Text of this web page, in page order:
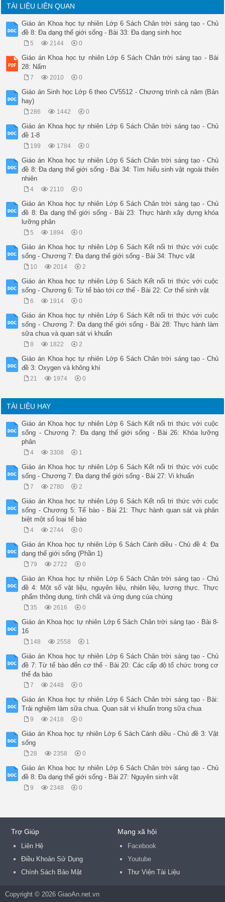
TÀI LIỆU LIÊN QUAN
Giáo án Khoa học tự nhiên Lớp 6 Sách Chân trời sáng tạo - Chủ
đề 8: Đa dạng thế giới sống - Bài 33: Đa dạng sinh học
5 2144 0
Giáo án Khoa học tự nhiên Lớp 6 Sách Chân trời sáng tạo - Bài
28: Nấm
7 2010 0
Giáo án Sinh học Lớp 6 theo CV5512 - Chương trình cả năm (Bản
hay)
286 1442 0
Giáo án Khoa học tự nhiên Lớp 6 Sách Chân trời sáng tạo - Chủ
đề 1-8
199 1784 0
Giáo án Khoa học tự nhiên Lớp 6 Sách Chân trời sáng tạo - Chủ
đề 8: Đa dạng thế giới sống - Bài 34: Tìm hiểu sinh vật ngoài thiên
nhiên
4 2110 0
Giáo án Khoa học tự nhiên Lớp 6 Sách Chân trời sáng tạo - Chủ
đề 8: Đa dạng thế giới sống - Bài 23: Thực hành xây dựng khóa
lưỡng phân
5 1894 0
Giáo án Khoa học tự nhiên Lớp 6 Sách Kết nối tri thức với cuộc
sống - Chương 7: Đa dạng thế giới sống - Bài 34: Thực vật
10 2014 2
Giáo án Khoa học tự nhiên Lớp 6 Sách Kết nối tri thức với cuộc
sống - Chương 6: Từ tế bào tới cơ thể - Bài 22: Cơ thể sinh vật
6 1914 0
Giáo án Khoa học tự nhiên Lớp 6 Sách Kết nối tri thức với cuộc
sống - Chương 7: Đa dạng thế giới sống - Bài 28: Thực hành làm
sữa chua và quan sát vi khuẩn
8 1822 2
Giáo án Khoa học tự nhiên Lớp 6 Sách Chân trời sáng tạo - Chủ
đề 3: Oxygen và không khí
21 1974 0
TÀI LIỆU HAY
Giáo án Khoa học tự nhiên Lớp 6 Sách Kết nối tri thức với cuộc
sống - Chương 7: Đa dạng thế giới sống - Bài 26: Khóa lưỡng
phân
4 3308 1
Giáo án Khoa học tự nhiên Lớp 6 Sách Kết nối tri thức với cuộc
sống - Chương 7: Đa dạng thế giới sống - Bài 27: Vi khuẩn
7 2780 2
Giáo án Khoa học tự nhiên Lớp 6 Sách Kết nối tri thức với cuộc
sống - Chương 5: Tế bào - Bài 21: Thực hành quan sát và phân
biệt một số loại tế bào
4 2744 0
Giáo án Khoa học tự nhiên Lớp 6 Sách Cánh diều - Chủ đề 4: Đa
dạng thế giới sống (Phần 1)
79 2722 0
Giáo án Khoa học tự nhiên Lớp 6 Sách Chân trời sáng tạo - Chủ
đề 4: Một số vật liệu, nguyên liệu, nhiên liệu, lương thực. Thực
phẩm thông dụng, tính chất và ứng dụng của chúng
35 2616 0
Giáo án Khoa học tự nhiên Lớp 6 Sách Chân trời sáng tạo - Bài 8-
16
148 2558 1
Giáo án Khoa học tự nhiên Lớp 6 Sách Chân trời sáng tạo - Chủ
đề 7: Từ tế bào đến cơ thể - Bài 20: Các cấp độ tổ chức trong cơ
thể đa bào
7 2448 0
Giáo án Khoa học tự nhiên Lớp 6 Sách Chân trời sáng tạo - Bài:
Trải nghiệm làm sữa chua. Quan sát vi khuẩn trong sữa chua
9 2418 0
Giáo án Khoa học tự nhiên Lớp 6 Sách Cánh diều - Chủ đề 3: Vật
sống
28 2358 0
Giáo án Khoa học tự nhiên Lớp 6 Sách Chân trời sáng tạo - Chủ
đề 8: Đa dạng thế giới sống - Bài 27: Nguyên sinh vật
9 2348 0
Trợ Giúp
Liên Hệ
Điều Khoản Sử Dụng
Chính Sách Bảo Mật
Mạng xã hội
Facebook
Youtube
Thư Viện Tài Liệu
Copyright © 2026 GiaoAn.net.vn